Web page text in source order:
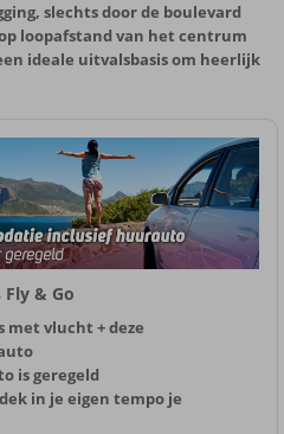
slechts door de boulevard
loopafstand van het centrum
ideale uitvalsbasis om heerlijk
& Go
met vlucht + deze
is geregeld
in je eigen tempo je